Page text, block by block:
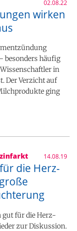
02.08.22
wirken
besonders häufig
in
Der Verzicht auf
ging
14.08.19
die Herz-
gut für die Herz-
zur Diskussion.